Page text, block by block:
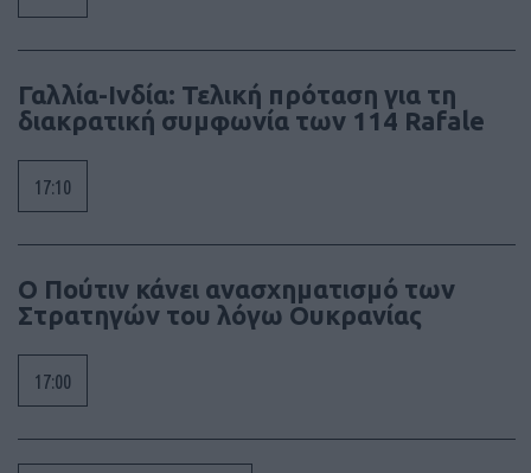
Γαλλία-Ινδία: Τελική πρόταση για τη
διακρατική συμφωνία των 114 Rafale
17:10
Ο Πούτιν κάνει ανασχηματισμό των
Στρατηγών του λόγω Ουκρανίας
17:00